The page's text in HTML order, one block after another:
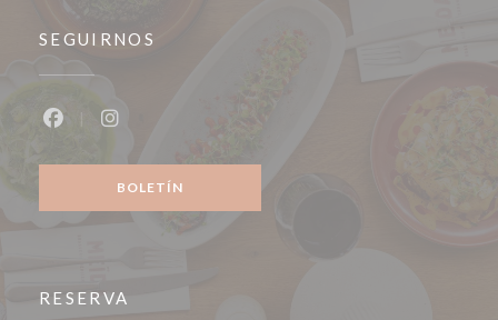
SEGUIRNOS
BOLETÍN
RESERVA